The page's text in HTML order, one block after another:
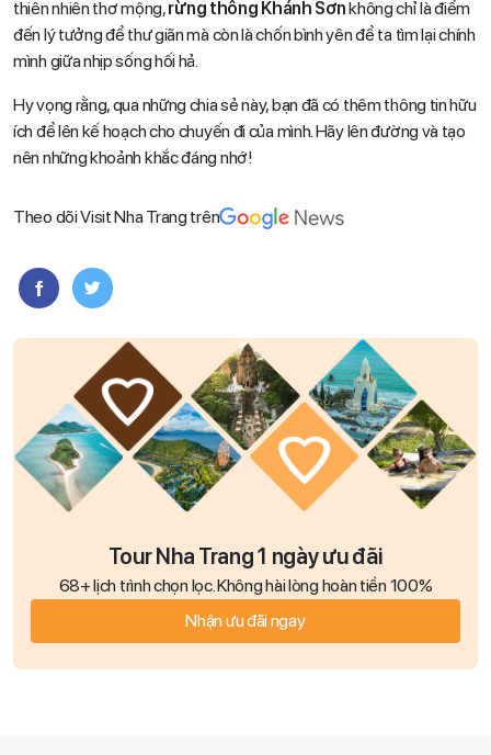
thiên nhiên thơ mộng,rừng thông Khánh Sơnkhông chỉ là điểm
đến lý tưởng để thư giãn mà còn là chốn bình yên để ta tìm lại chính
mình giữa nhịp sống hối hả.
Hy vọng rằng, qua những chia sẻ này, bạn đã có thêm thông tin hữu
ích để lên kế hoạch cho chuyến đi của mình. Hãy lên đường và tạo
nên những khoảnh khắc đáng nhớ!
Theo dõi Visit Nha Trang trên
Tour Nha Trang 1 ngày ưu đãi
68+ lịch trình chọn lọc. Không hài lòng hoàn tiền 100%
Nhận ưu đãi ngay